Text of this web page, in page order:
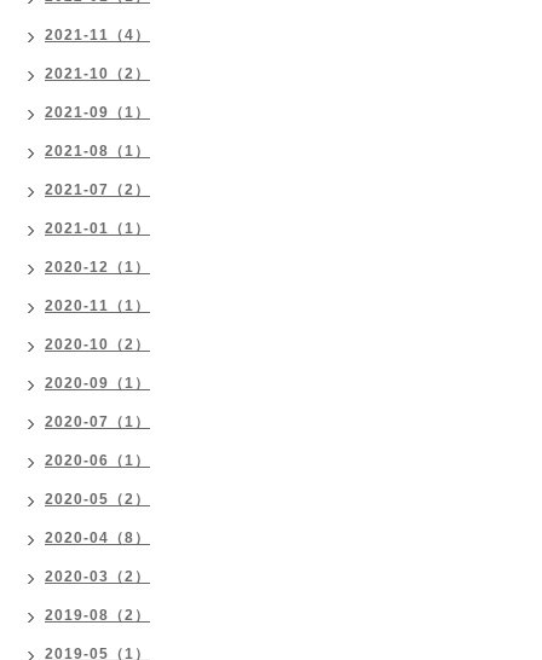
2021-11（4）
2021-10（2）
2021-09（1）
2021-08（1）
2021-07（2）
2021-01（1）
2020-12（1）
2020-11（1）
2020-10（2）
2020-09（1）
2020-07（1）
2020-06（1）
2020-05（2）
2020-04（8）
2020-03（2）
2019-08（2）
2019-05（1）